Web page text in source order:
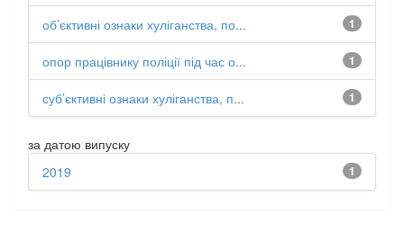
1
об’єктивні ознаки хуліганства, по...
1
опор працівнику поліції під час о...
1
суб’єктивні ознаки хуліганства, п...
за датою випуску
1
2019